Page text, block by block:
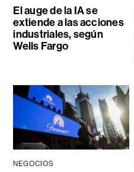
El auge de la IA se
extiende a las acciones
industriales, según
Wells Fargo
NEGOCIOS